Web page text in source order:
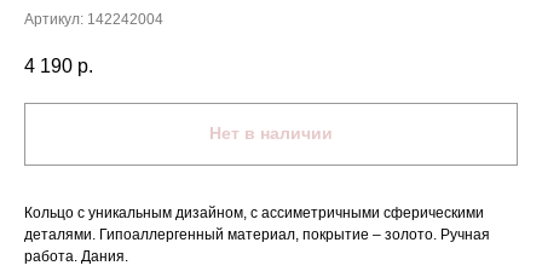
Артикул: 142242004
4 190 р.
Нет в наличии
Кольцо с уникальным дизайном, с ассиметричными сферическими
деталями. Гипоаллергенный материал, покрытие – золото. Ручная
работа. Дания.